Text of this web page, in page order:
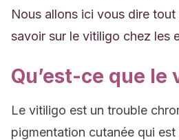
Nous allons ici vous dire
savoir sur le vitiligo chez les
Qu’est-ce que le
Le vitiligo est un trouble
pigmentation cutanée qui est